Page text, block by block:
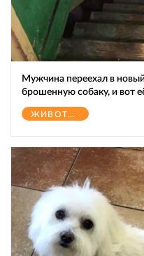
Мужчина переехал в
брошенную собаку, и вот
ЖИВОТНЫЕ